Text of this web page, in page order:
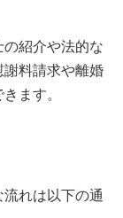
紹介や法的な
料請求や離婚
ます。
れは以下の通